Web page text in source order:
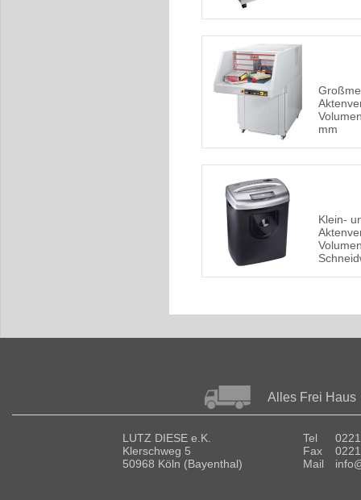
mm
Klein-
Alles Frei Haus
LUTZ DIESE e.K.
Klerschweg 5
50968 Köln (Bayenthal)
Tel
Fax
Mail